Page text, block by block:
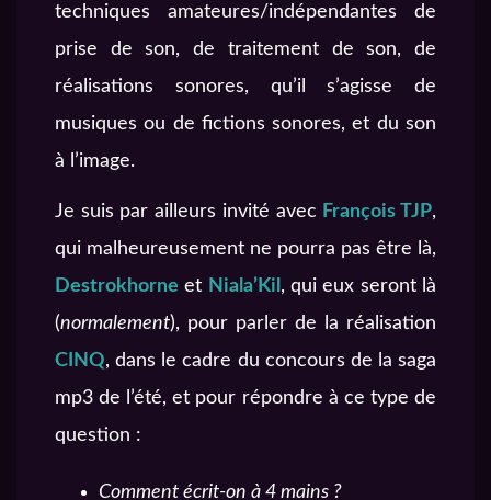
techniques amateures/indépendantes de
prise de son, de traitement de son, de
réalisations sonores, qu’il s’agisse de
musiques ou de fictions sonores, et du son
à l’image.
Je suis par ailleurs invité avec François TJP,
qui malheureusement ne pourra pas être là,
Destrokhorne et Niala’Kil , qui eux seront là
(normalement), pour parler de la réalisation
CINQ, dans le cadre du concours de la saga
mp3 de l’été, et pour répondre à ce type de
question :
Comment écrit-on à 4 mains ?